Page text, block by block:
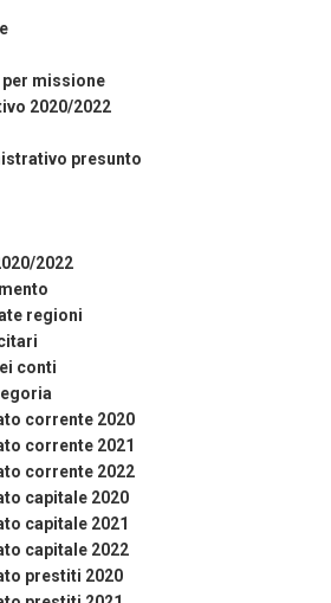
missione
2020/2022
presunto
2022
regioni
conti
corrente 2020
corrente 2021
corrente 2022
capitale 2020
capitale 2021
capitale 2022
prestiti 2020